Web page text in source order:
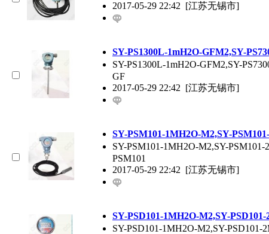
2017-05-29 22:42 [江苏无锡市]
SY-PS1300L-1mH2O-GFM2,SY-
SY-PS1300L-1mH2O-GFM2,SY-
GF
2017-05-29 22:42 [江苏无锡市]
SY-PSM101-1MH2O-M2,SY-
SY-PSM101-1MH2O-M2,SY-
PSM101
2017-05-29 22:42 [江苏无锡市]
SY-PSD101-1MH2O-M2,SY-
SY-PSD101-1MH2O-M2,SY-